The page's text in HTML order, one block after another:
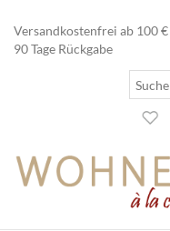
Versandkostenfrei ab 100 €
90 Tage Rückgabe